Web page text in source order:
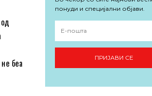
беа
понуди и специјални објави.
ПРИЈАВИ СЕ